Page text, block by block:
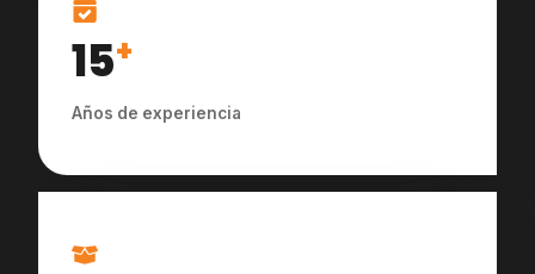
15+
Años de experiencia